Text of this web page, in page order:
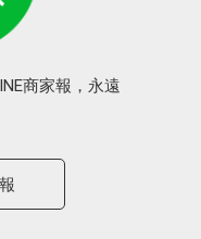
商家報，永遠